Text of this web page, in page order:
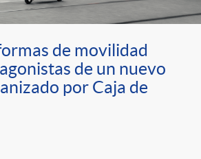
de movilidad
de un nuevo
por Caja de